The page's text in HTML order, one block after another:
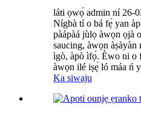
láti ọwọ́ admin ní 26-
Nígbà tí o bá fẹ́ yan
pàápàá jùlọ àwọn ọjà
saucing, àwọn
ìgò, àpò ìfọ́. Èwo ni o
àwọn ilé iṣẹ́ ló máa ń
Ka siwaju